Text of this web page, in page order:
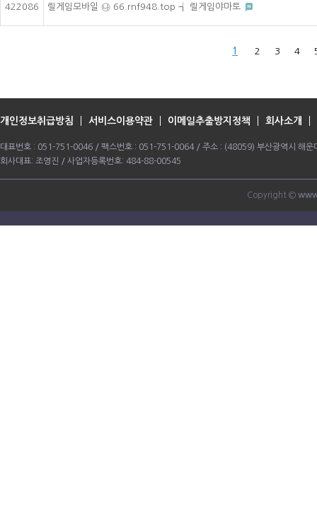
422086 릴게임모바일 ㉯ 66.rnf948.top ┪ 릴게임야마토
1 2 3 4
개인정보취급방침 서비스이용약관 이메일추출방지정책 회사소개
대표번호 : 051-751-0046 / 팩스번호 : 051-751-0064 / 주소 : (48059) 부산광역시 해운
회사대표: 조영진 / 사업자등록번호: 484-88-00545
Copyright ©